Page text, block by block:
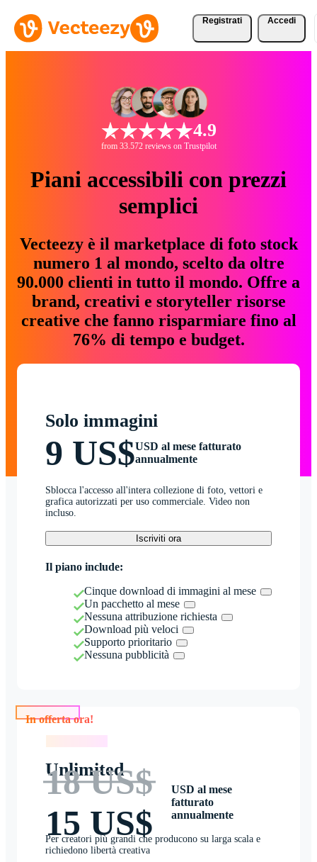
Registrati Accedi
4.9
from 33.572 reviews on Trustpilot
Piani accessibili con prezzi
semplici
Vecteezy è il marketplace di foto stock
numero 1 al mondo, scelto da oltre
90.000 clienti in tutto il mondo. Offre a
brand, creativi e storyteller risorse
creative che fanno risparmiare fino al
76% di tempo e budget.
Solo immagini
9 US$USD al mese fatturato
annualmente
Sblocca l'accesso all'intera collezione di foto, vettori e
grafica autorizzati per uso commerciale. Video non
incluso.
Iscriviti ora
Il piano include:
Cinque download di immagini al mese
Un pacchetto al mese
Nessuna attribuzione richiesta
Download più veloci
Supporto prioritario
Nessuna pubblicità
Unlimited
18 US$
15 US$
USD al mese
fatturato
annualmente
Per creatori più grandi che producono su larga scala e
richiedono libertà creativa